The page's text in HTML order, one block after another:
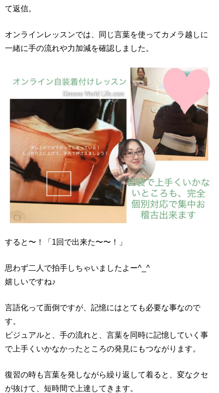
て返信。
オンラインレッスンでは、同じ言葉を使ってカメラ越しに
一緒に手の流れや力加減を確認しました。
すると〜！「1回で出来た〜〜！」
思わず二人で拍手しちゃいましたよー^_^
嬉しいですね♪
言語化って面倒ですが、記憶にはとても必要な事なので
す。
ビジュアルと、手の流れと、言葉を同時に記憶していく事
で上手くいかなかったところの発見にもつながります。
復習の時も言葉を発しながら繰り返して着ると、変なクセ
が抜けて、短時間で上達してきます。